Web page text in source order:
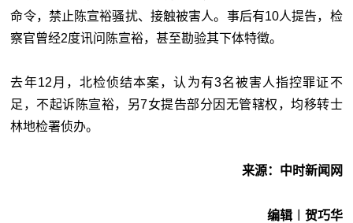
命令，禁止陈宣裕骚扰、接触被害人。事后有10人提告，检
察官曾经2度讯问陈宣裕，甚至勘验其下体特徵。
去年12月，北检侦结本案，认为有3名被害人指控罪证不
足，不起诉陈宣裕，另7女提告部分因无管辖权，均移转士
林地检署侦办。
来源：中时新闻网
编辑︱贺巧华